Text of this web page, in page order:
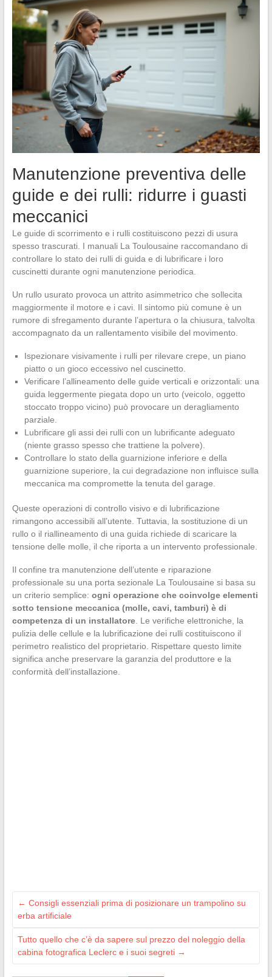
Manutenzione preventiva delle
guide e dei rulli: ridurre i guasti
meccanici
Le guide di scorrimento e i rulli costituiscono pezzi di usura
spesso trascurati. I manuali La Toulousaine raccomandano di
controllare lo stato dei rulli di guida e di lubrificare i loro
cuscinetti durante ogni manutenzione periodica.
Un rullo usurato provoca un attrito asimmetrico che sollecita
maggiormente il motore e i cavi. Il sintomo più comune è un
rumore di sfregamento durante l’apertura o la chiusura, talvolta
accompagnato da un rallentamento visibile del movimento.
Ispezionare visivamente i rulli per rilevare crepe, un piano
piatto o un gioco eccessivo nel cuscinetto.
Verificare l’allineamento delle guide verticali e orizzontali: una
guida leggermente piegata dopo un urto (veicolo, oggetto
stoccato troppo vicino) può provocare un deragliamento
parziale.
Lubrificare gli assi dei rulli con un lubrificante adeguato
(niente grasso spesso che trattiene la polvere).
Controllare lo stato della guarnizione inferiore e della
guarnizione superiore, la cui degradazione non influisce sulla
meccanica ma compromette la tenuta del garage.
Queste operazioni di controllo visivo e di lubrificazione
rimangono accessibili all’utente. Tuttavia, la sostituzione di un
rullo o il riallineamento di una guida richiede di scaricare la
tensione delle molle, il che riporta a un intervento professionale.
Il confine tra manutenzione dell’utente e riparazione
professionale su una porta sezionale La Toulousaine si basa su
un criterio semplice: ogni operazione che coinvolge elementi
sotto tensione meccanica (molle, cavi, tamburi) è di
competenza di un installatore. Le verifiche elettroniche, la
pulizia delle cellule e la lubrificazione dei rulli costituiscono il
perimetro realistico del proprietario. Rispettare questo limite
significa anche preservare la garanzia del produttore e la
conformità dell’installazione.
← Consigli essenziali prima di posizionare un trampolino su
erba artificiale
Tutto quello che c’è da sapere sul prezzo del noleggio della
cabina fotografica Leclerc e i suoi segreti →